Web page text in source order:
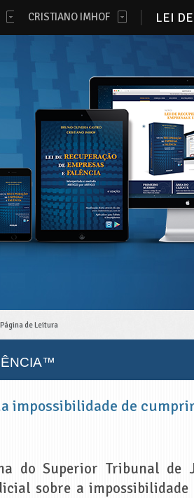
CRISTIANO IMHOF LEI
Página de Leitura
impossibilidade de
do Superior Tribunal de
sobre a